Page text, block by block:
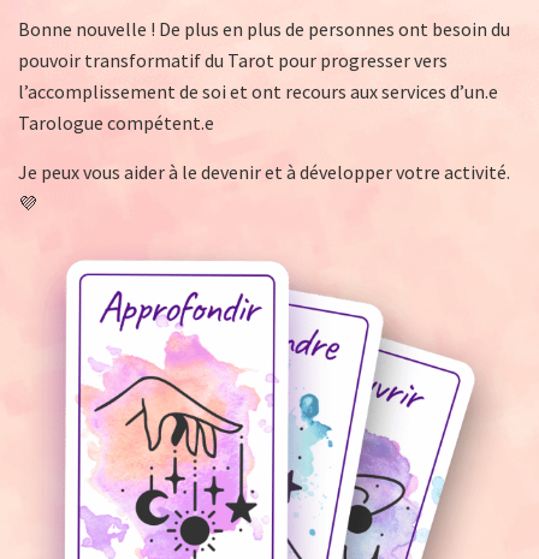
Bonne nouvelle ! De plus en plus de personnes ont besoin du
pouvoir transformatif du Tarot pour progresser vers
l’accomplissement de soi et ont recours aux services d’un.e
Tarologue compétent.e
Je peux vous aider à le devenir et à développer votre activité.
💜